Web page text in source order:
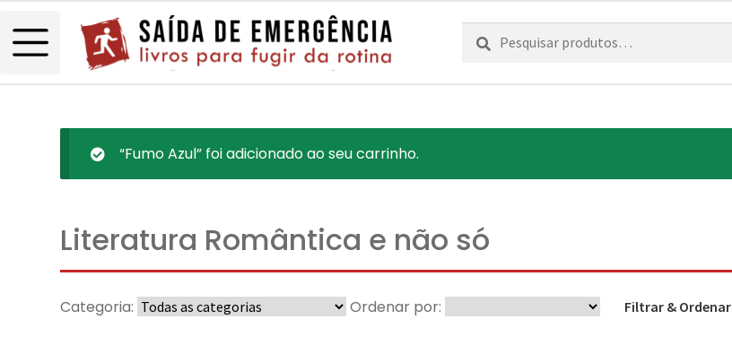
Pesquisar
por:
Pesquisa
“Fumo Azul” foi adicionado ao seu carrinho.
Literatura Romântica e não só
Categoria: Ordenar por: Filtrar & Ordenar